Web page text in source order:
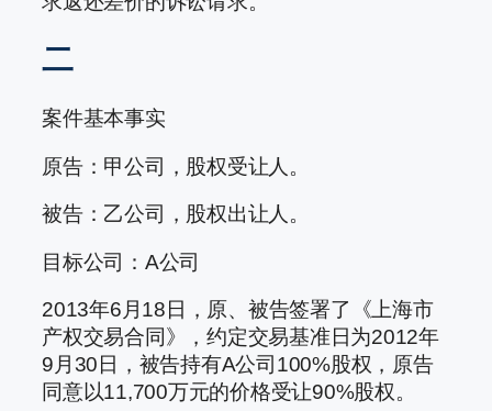
二
案件基本事实
原告：甲公司，股权受让人。
被告：乙公司，股权出让人。
目标公司：A公司
2013年6月18日，原、被告签署了《上海市
产权交易合同》，约定交易基准日为2012年
9月30日，被告持有A公司100%股权，原告
同意以11,700万元的价格受让90%股权。